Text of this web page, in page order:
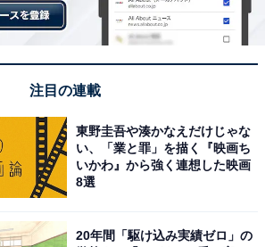
注目の連載
東野圭吾や湊かなえだけじゃな
い、「業と罪」を描く『映画ち
いかわ』から強く連想した映画
8選
20年間「駆け込み実績ゼロ」の